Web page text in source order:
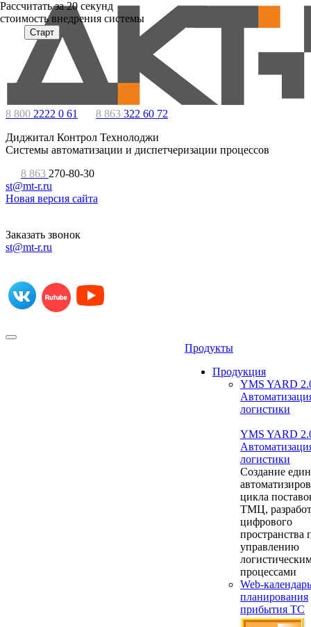
8 800 2222 0 61 8 863 322 60 72
Диджитал Контрол Технолоджи
Системы автоматизации и диспетчеризации процессов
8 863 270-80-30
st@mt-r.ru
Новая версия сайта
Заказать звонок
st@mt-r.ru
Продукты
Продукция
YMS YARD
логистики
YMS YARD
логистики
Создание
цикла
ТМЦ,
цифрового
пространства
управлению
процессами
Web-календарь
планирования
прибытия ТС
Расcчитать за 20 секунд
стоимость внедрения системы
Старт